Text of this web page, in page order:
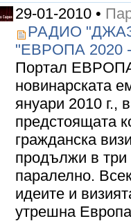
29-01-2010 •
РАДИО
"ЕВРОПА
Портал ЕВРОПА
новинарската
януари 2010 г.,
предстоящата
гражданска
продължи в три
паралелно.
идеите и
утрешна